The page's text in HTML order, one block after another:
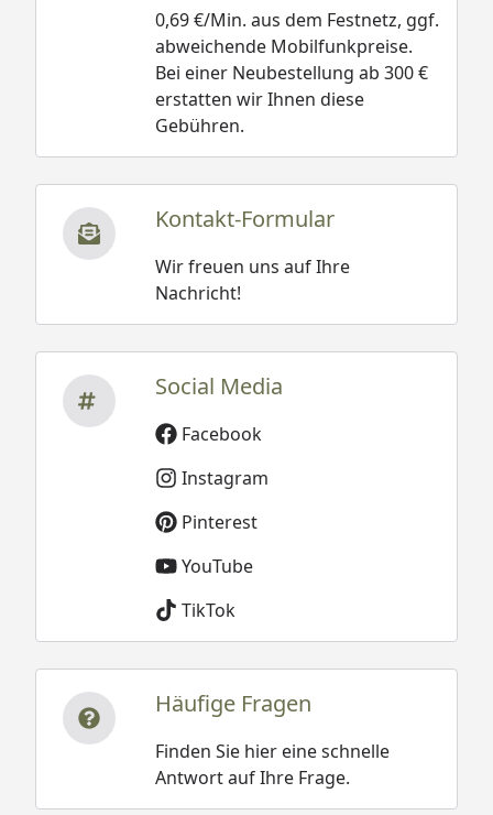
0,69 €/Min. aus dem Festnetz, ggf.
abweichende Mobilfunkpreise.
Bei einer Neubestellung ab 300 €
erstatten wir Ihnen diese
Gebühren.
Kontakt-Formular
Wir freuen uns auf Ihre
Nachricht!
Social Media
Facebook
Instagram
Pinterest
YouTube
TikTok
Häufige Fragen
Finden Sie hier eine schnelle
Antwort auf Ihre Frage.